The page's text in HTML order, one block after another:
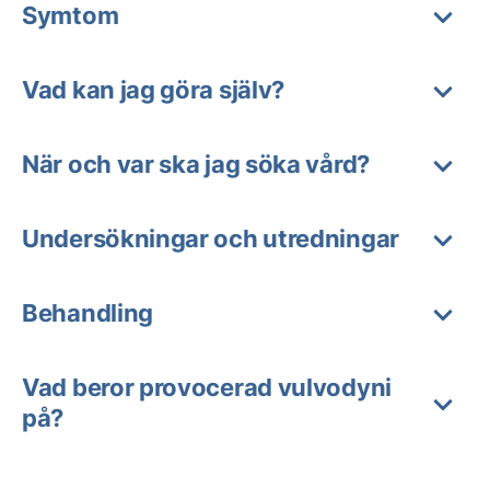
Symtom
Vad kan jag göra själv?
När och var ska jag söka vård?
Undersökningar och utredningar
Behandling
Vad beror provocerad vulvodyni
på?